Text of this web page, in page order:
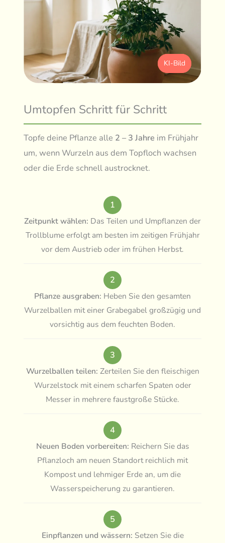
KI-Bild
Umtopfen Schritt für Schritt
Topfe deine Pflanze alle 2 – 3 Jahre im Frühjahr
um, wenn Wurzeln aus dem Topfloch wachsen
oder die Erde schnell austrocknet.
1
Zeitpunkt wählen: Das Teilen und Umpflanzen der
Trollblume erfolgt am besten im zeitigen Frühjahr
vor dem Austrieb oder im frühen Herbst.
2
Pflanze ausgraben: Heben Sie den gesamten
Wurzelballen mit einer Grabegabel großzügig und
vorsichtig aus dem feuchten Boden.
3
Wurzelballen teilen: Zerteilen Sie den fleischigen
Wurzelstock mit einem scharfen Spaten oder
Messer in mehrere faustgroße Stücke.
4
Neuen Boden vorbereiten: Reichern Sie das
Pflanzloch am neuen Standort reichlich mit
Kompost und lehmiger Erde an, um die
Wasserspeicherung zu garantieren.
5
Einpflanzen und wässern: Setzen Sie die